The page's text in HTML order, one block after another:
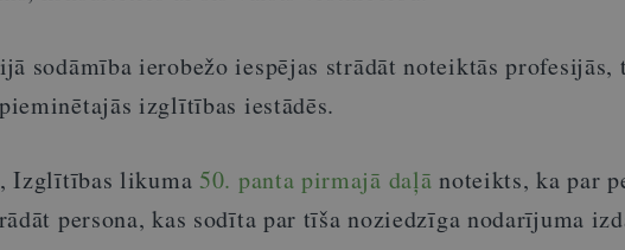
sodāmība ierobežo iespējas strādāt noteiktās profesijās,
izglītības iestādēs.
Izglītības likuma 50. panta pirmajā daļānoteikts, ka par
persona, kas sodīta par tīša noziedzīga nodarījuma